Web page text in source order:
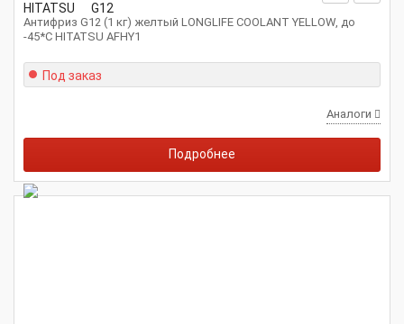
HITATSU G12
Антифриз G12 (1 кг) желтый LONGLIFE COOLANT YELLOW, до
-45*С HITATSU AFHY1
Под заказ
Аналоги
Подробнее